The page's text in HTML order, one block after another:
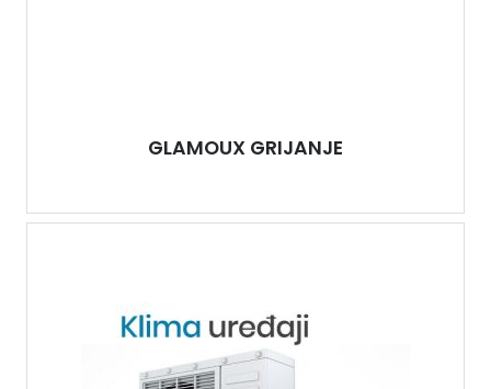
GLAMOUX GRIJANJE